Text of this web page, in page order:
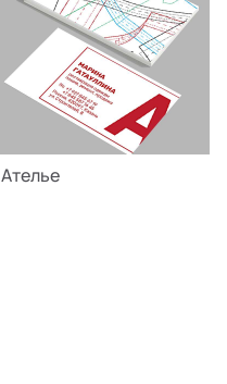
Ателье